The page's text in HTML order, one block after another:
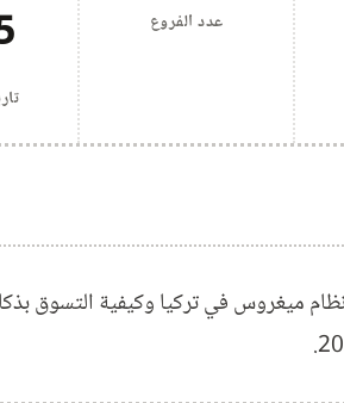
عدد الفروع
ميغروس في تركيا وكيفية التسوق